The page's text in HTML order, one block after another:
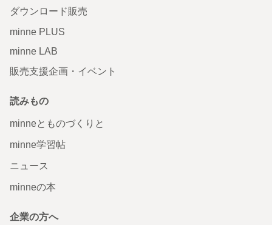
ダウンロード販売
minne PLUS
minne LAB
販売支援企画・イベント
読みもの
minneとものづくりと
minne学習帖
ニュース
minneの本
企業の方へ